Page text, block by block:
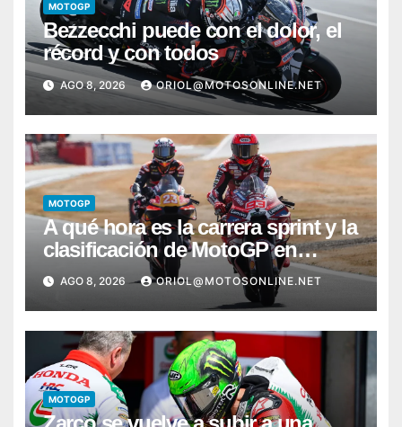
MOTOGP
Bezzecchi puede con el dolor, el
récord y con todos
AGO 8, 2026 ORIOL@MOTOSONLINE.NET
MOTOGP
A qué hora es la carrera sprint y la
clasificación de MotoGP en
Silverstone
AGO 8, 2026 ORIOL@MOTOSONLINE.NET
MOTOGP